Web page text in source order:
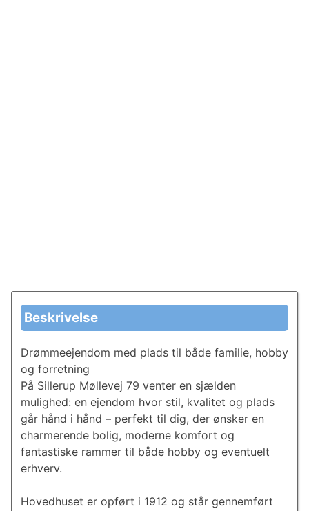
Beskrivelse
Drømmeejendom med plads til både familie, hobby
og forretning
På Sillerup Møllevej 79 venter en sjælden
mulighed: en ejendom hvor stil, kvalitet og plads
går hånd i hånd – perfekt til dig, der ønsker en
charmerende bolig, moderne komfort og
fantastiske rammer til både hobby og eventuelt
erhverv.
Hovedhuset er opført i 1912 og står gennemført